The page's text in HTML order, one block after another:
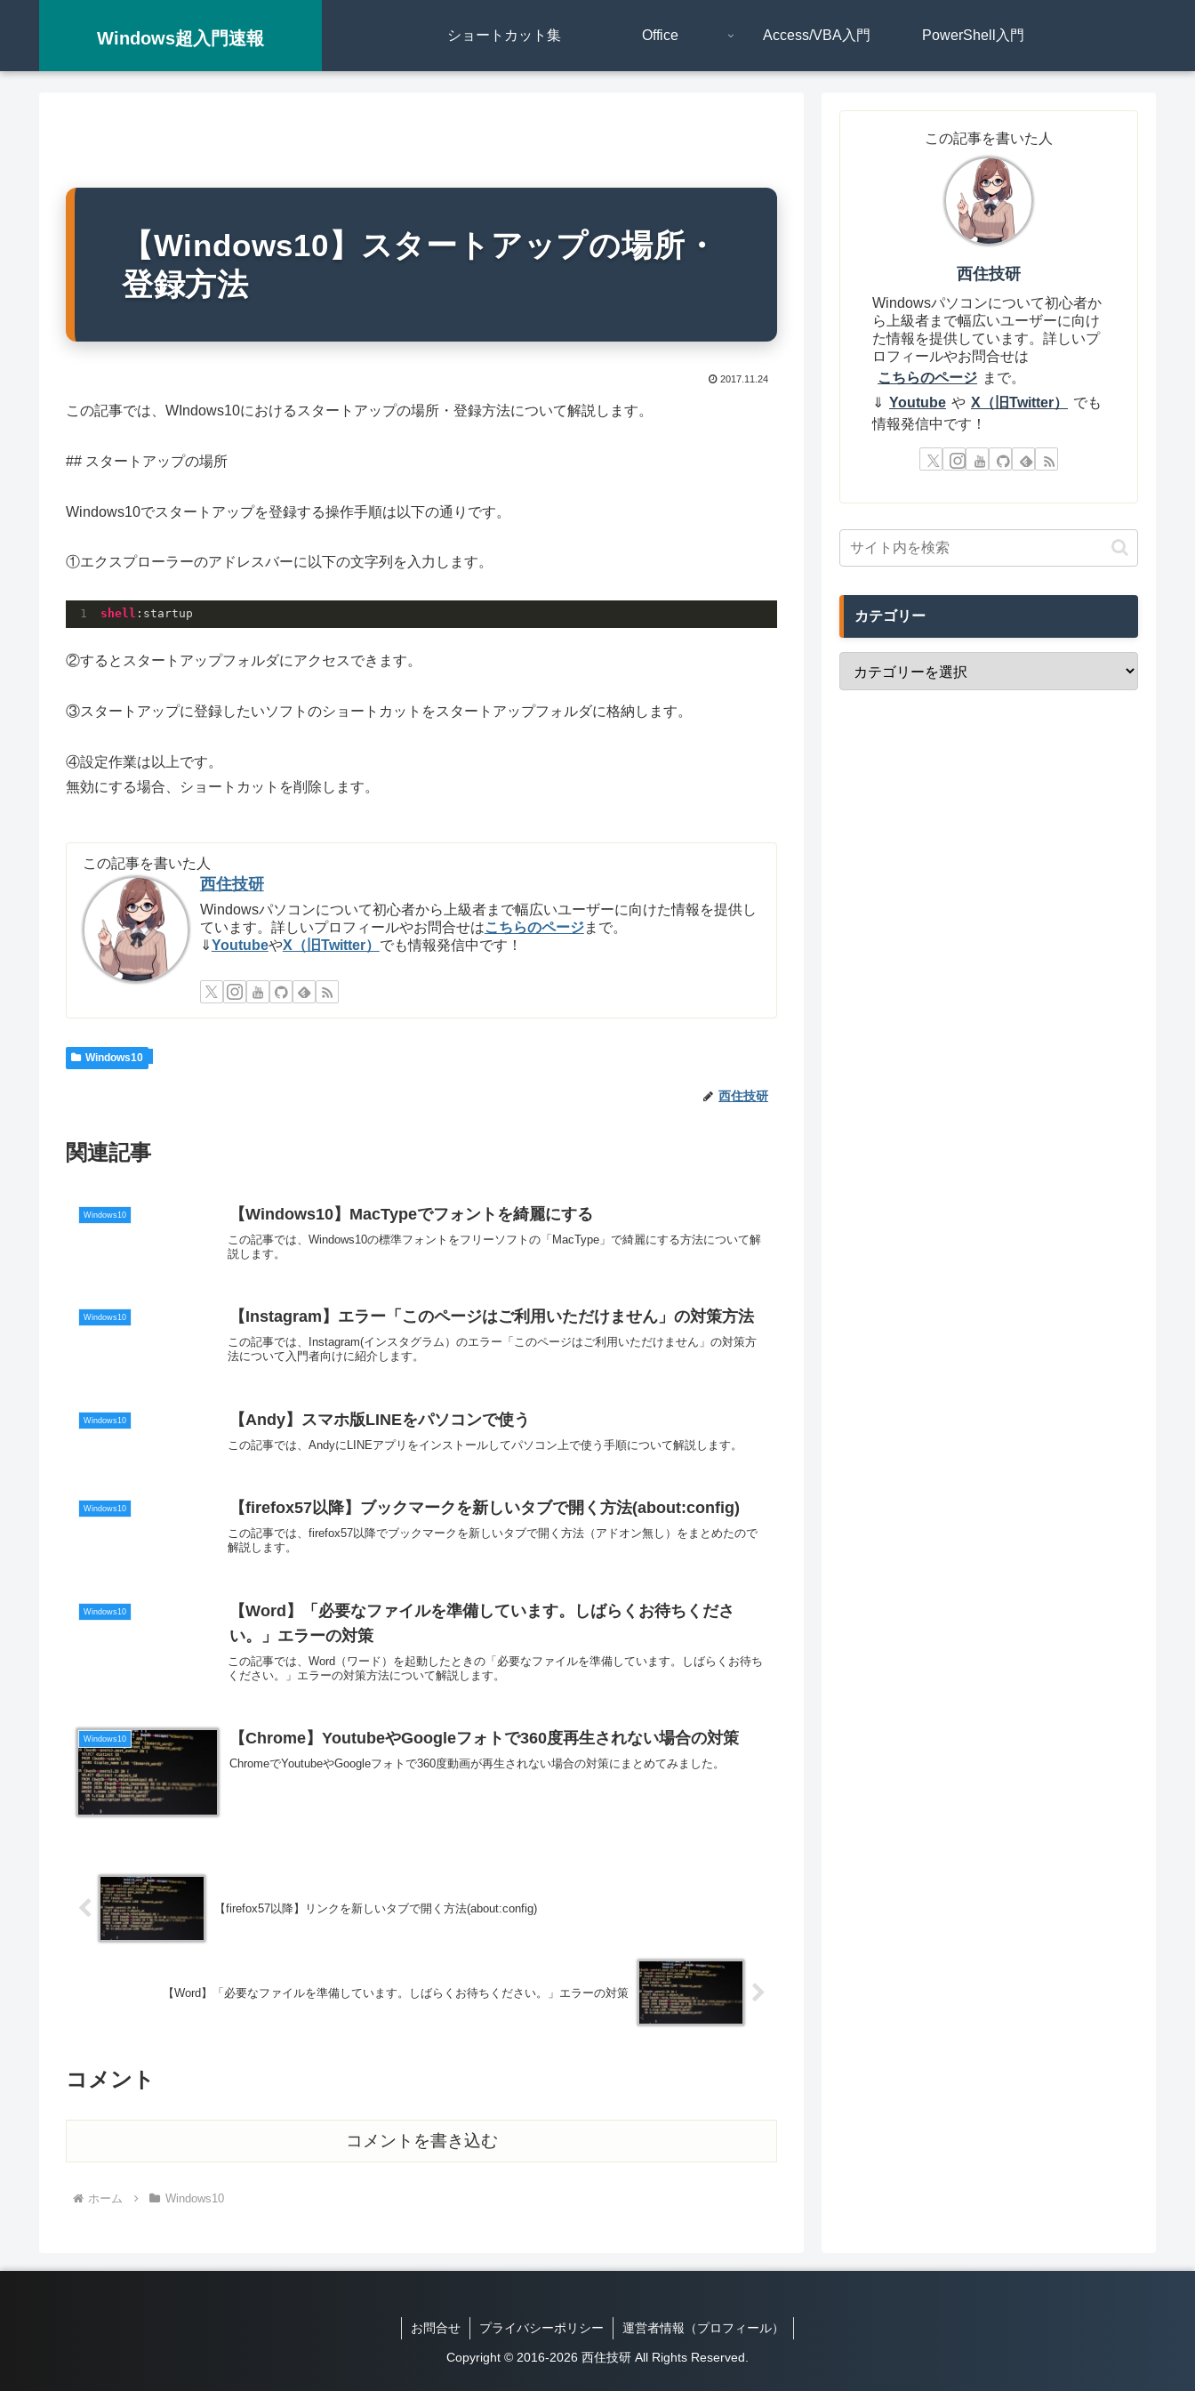
Windows超入門速報 ショートカット集 Office Access/VBA入門 PowerShell入門
【Windows10】スタートアップの場所・
登録方法
2017.11.24
この記事では、WIndows10におけるスタートアップの場所・登録方法について解説します。
## スタートアップの場所
Windows10でスタートアップを登録する操作手順は以下の通りです。
①エクスプローラーのアドレスバーに以下の文字列を入力します。
shell :startup
②するとスタートアップフォルダにアクセスできます。
③スタートアップに登録したいソフトのショートカットをスタートアップフォルダに格納します。
④設定作業は以上です。
無効にする場合、ショートカットを削除します。
この記事を書いた人
西住技研
Windowsパソコンについて初心者から上級者まで幅広いユーザーに向けた情報を提供し
ています。詳しいプロフィールやお問合せはこちらのページまで。
⇓YoutubeやX（旧Twitter） でも情報発信中です！
Windows10
西住技研
関連記事
Windows10 【Windows10】MacTypeでフォントを綺麗にする
この記事では、Windows10の標準フォントをフリーソフトの「MacType」で綺麗にする方法について解
説します。
Windows10 【Instagram】エラー「このページはご利用いただけません」の対策方法
この記事では、Instagram(インスタグラム）のエラー「このページはご利用いただけません」の対策方
法について入門者向けに紹介します。
Windows10 【Andy】スマホ版LINEをパソコンで使う
この記事では、AndyにLINEアプリをインストールしてパソコン上で使う手順について解説します。
Windows10 【firefox57以降】ブックマークを新しいタブで開く方法(about:config)
この記事では、firefox57以降でブックマークを新しいタブで開く方法（アドオン無し）をまとめたので
解説します。
Windows10
【Word】「必要なファイルを準備しています。しばらくお待ちくださ
い。」エラーの対策
この記事では、Word（ワード）を起動したときの「必要なファイルを準備しています。しばらくお待ち
ください。」エラーの対策方法について解説します。
Windows10 【Chrome】YoutubeやGoogleフォトで360度再生されない場合の対策
ChromeでYoutubeやGoogleフォトで360度動画が再生されない場合の対策にまとめてみました。
【firefox57以降】リンクを新しいタブで開く方法(about:config)
【Word】「必要なファイルを準備しています。しばらくお待ちください。」エラーの対策
コメント
コメントを書き込む
ホーム Windows10
この記事を書いた人
西住技研
Windowsパソコンについて初心者か
ら上級者まで幅広いユーザーに向け
た情報を提供しています。詳しいプ
ロフィールやお問合せは
こちらのページ まで。
⇓ Youtube や X（旧Twitter）
でも
情報発信中です！
カテゴリー
お問合せ プライバシーポリシー 運営者情報（プロフィール）
Copyright © 2016-2026 西住技研 All Rights Reserved.